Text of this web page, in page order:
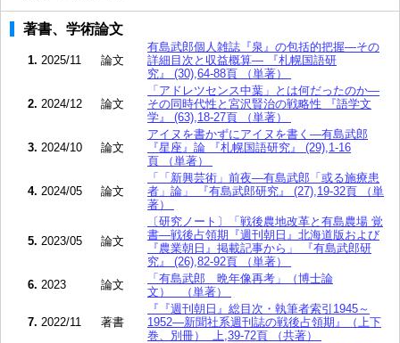
著書、学術論文
1. 2025/11 論文
有島武郎個人雑誌『泉』の包括的把握―その
詳細目次と収益概算― 『札幌国語研
究』 (30),64-88頁 （単著）
2. 2024/12 論文
「アドレツセンス中葉」とは何だったのか―
その同時代性と宮沢賢治の戦略性 『語学文
学』 (63),18-27頁 （単著）
3. 2024/10 論文
アイヌを書かずにアイヌを書く―有島武郎
『星座』論 『札幌国語研究』 (29),1-16
頁 （単著）
4. 2024/05 論文
「「新興芸術」前夜―有島武郎「或る施療患
者」論」 『有島武郎研究』 (27),19-32頁 （単
著）
5. 2023/05 論文
〔研究ノート〕「戦後農地改革と有島農場 覚
書―戦後占領期『週刊朝日』北海道版および
『農業朝日』掲載記事から」 『有島武郎研
究』 (26),82-92頁 （単著）
6. 2023 論文
「有島武郎 晩年像再考」（博士論
文） （単著）
7. 2022/11 著書
『『週刊朝日』総目次・執筆者索引1945～
1952―新聞社系週刊誌の戦後占領期』（上下
巻、別冊） 上,39-72頁 （共著）